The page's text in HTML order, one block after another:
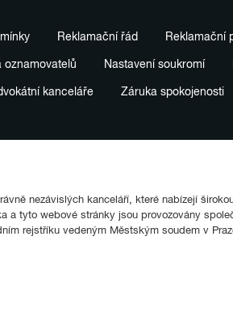
Reklamační řád Reklamační
oznamovatelů Nastavení soukromí
kanceláře Záruka spokojenosti
nezávislých kanceláří, které nabízejí
a tyto webové stránky jsou provozovány
rejstříku vedeným Městským soudem v